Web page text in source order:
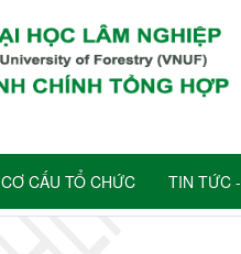
CƠ CẤU TỔ CHỨC TIN TỨC